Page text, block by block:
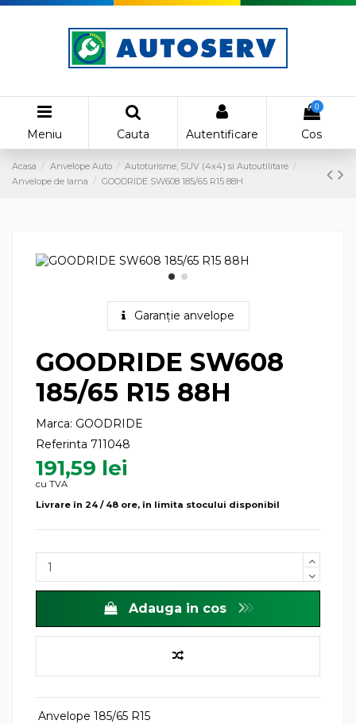
Meniu Cauta Autentificare
0
Cos
Acasa Anvelope Auto
Autoturisme, SUV (4x4) si Autoutilitare
Anvelope de Iarna
GOODRIDE SW608 185/65 R15 88H
Garanție anvelope
GOODRIDE SW608
185/65 R15 88H
Marca: GOODRIDE
Referinta 711048
191,59 lei
cu TVA
Livrare în 24 / 48 ore, în limita stocului disponibil
Adauga in cos
Anvelope 185/65 R15